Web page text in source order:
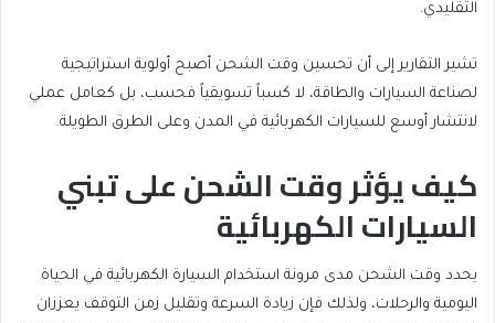
التقليدي.
تشير التقارير إلى أن تحسين وقت الشحن أصبح أولوية استراتيجية
لصناعة السيارات والطاقة، لا كسباً تسويقياً فحسب، بل كعامل عملي
لانتشار أوسع للسيارات الكهربائية في المدن وعلى الطرق الطويلة.
كيف يؤثر وقت الشحن على تبني
السيارات الكهربائية
يحدد وقت الشحن مدى مرونة استخدام السيارة الكهربائية في الحياة
اليومية والرحلات، ولذلك فإن زيادة السرعة وتقليل زمن التوقف يعززان